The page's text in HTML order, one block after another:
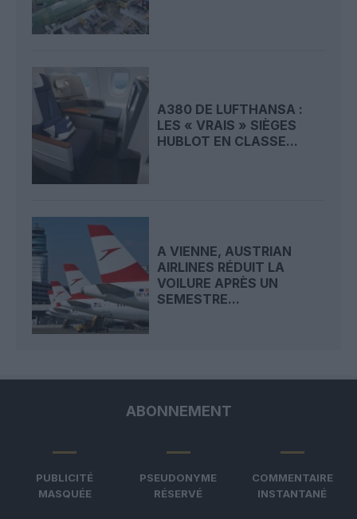
A380 DE LUFTHANSA :
LES « VRAIS » SIÈGES
HUBLOT EN CLASSE...
A VIENNE, AUSTRIAN
AIRLINES RÉDUIT LA
VOILURE APRÈS UN
SEMESTRE...
ABONNEMENT
PUBLICITÉ
MASQUÉE
PSEUDONYME
RÉSERVÉ
COMMENTAIRE
INSTANTANÉ